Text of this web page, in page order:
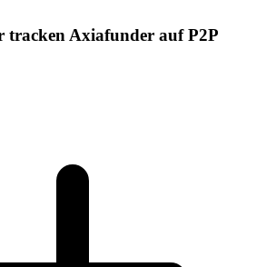
tracken Axiafunder auf P2P